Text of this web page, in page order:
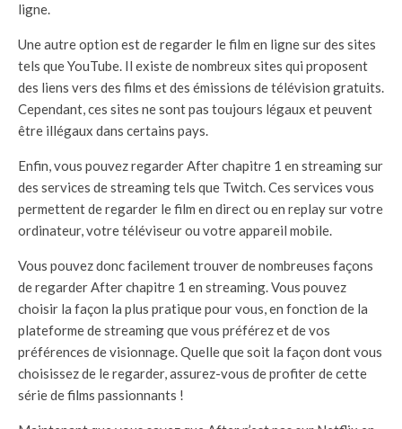
ligne.
Une autre option est de regarder le film en ligne sur des sites
tels que YouTube. Il existe de nombreux sites qui proposent
des liens vers des films et des émissions de télévision gratuits.
Cependant, ces sites ne sont pas toujours légaux et peuvent
être illégaux dans certains pays.
Enfin, vous pouvez regarder After chapitre 1 en streaming sur
des services de streaming tels que Twitch. Ces services vous
permettent de regarder le film en direct ou en replay sur votre
ordinateur, votre téléviseur ou votre appareil mobile.
Vous pouvez donc facilement trouver de nombreuses façons
de regarder After chapitre 1 en streaming. Vous pouvez
choisir la façon la plus pratique pour vous, en fonction de la
plateforme de streaming que vous préférez et de vos
préférences de visionnage. Quelle que soit la façon dont vous
choisissez de le regarder, assurez-vous de profiter de cette
série de films passionnants !